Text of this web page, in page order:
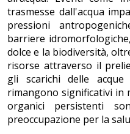
trasmesse dall'acqua
pressioni
barriere
dolce e la biodiversità,
risorse attraverso il
gli scarichi delle
rimangono significativi in
organici persistenti
preoccupazione per la